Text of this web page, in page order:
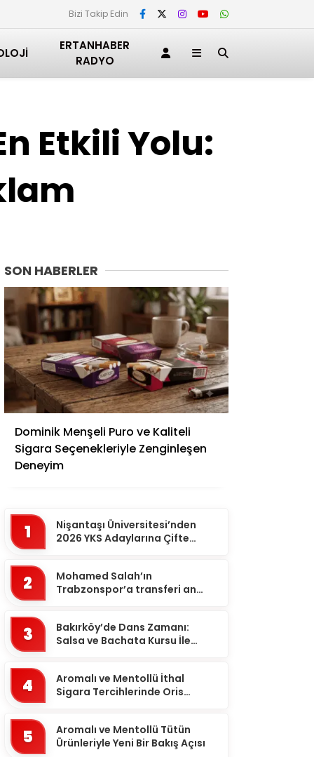
Bizi Takip Edin
ERTANHABER
RADYO
Etkili Yolu:
SON HABERLER
Dominik Menşeli Puro ve Kaliteli
Sigara Seçenekleriyle Zenginleşen
Deneyim
1
Nişantaşı Üniversitesi’nden
2026 YKS Adaylarına Çifte
2
Mohamed Salah’ın
Trabzonspor’a transferi an
3
Bakırköy’de Dans Zamanı:
Salsa ve Bachata Kursu İle
4
Aromalı ve Mentollü İthal
Sigara Tercihlerinde Oris
5
Aromalı ve Mentollü Tütün
Ürünleriyle Yeni Bir Bakış Açısı
Adana
Adıyaman
Afyonkarahisar
Aksaray
Amasya
Antalya
Artvin
Aydın
Balıkesir
Bartın
Batman
Bayburt